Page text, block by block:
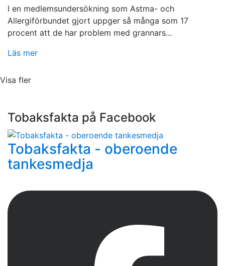
I en medlemsundersökning som Astma- och
Allergiförbundet gjort uppger så många som 17
procent att de har problem med grannars...
Läs mer
Visa fler
Tobaksfakta på Facebook
Tobaksfakta - oberoende
tankesmedja